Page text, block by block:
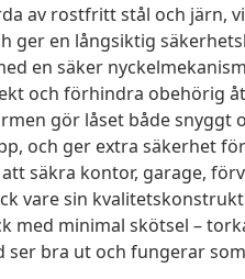
av rostfritt stål och järn,
ger en långsiktig
en säker
och förhindra obehörig
gör låset både
och ger extra säkerhet
säkra kontor, garage,
vare sin
med minimal skötsel –
bra ut och fungerar